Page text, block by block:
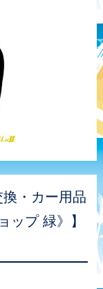
・カー用品
ップ 緑》】